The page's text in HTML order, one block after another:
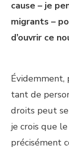
cause – je
migrants –
d’ouvrir ce
tant de
droits peut
je crois que
précisément